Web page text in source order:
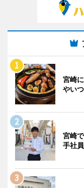
宮崎
やい
宮崎
手社